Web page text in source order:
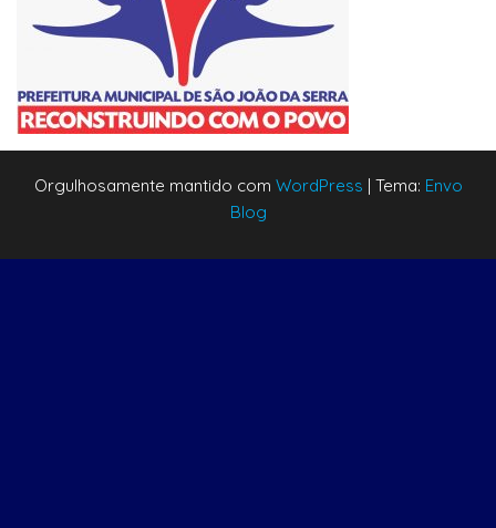
Orgulhosamente mantido com WordPress | Tema: Envo
Blog